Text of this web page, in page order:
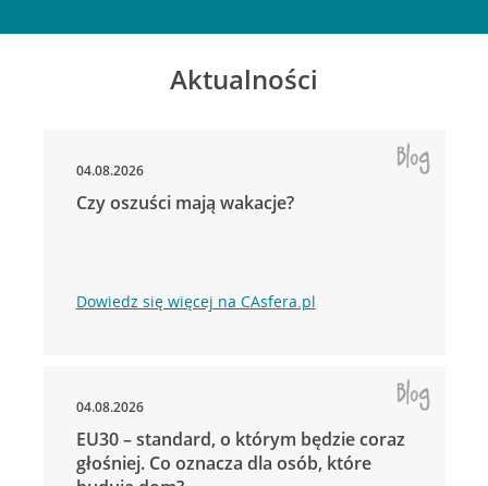
Aktualności
04.08.2026
Czy oszuści mają wakacje?
Dowiedz się więcej na CAsfera.pl
04.08.2026
EU30 – standard, o którym będzie coraz
głośniej. Co oznacza dla osób, które